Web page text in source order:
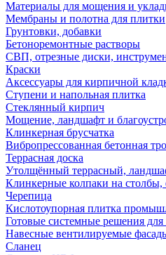
Материалы для мощения и
Мембраны и полотна для плитки
Грунтовки, добавки
Бетоноремонтные растворы
СВП, отрезные диски,
Краски
Аксессуары для кирпичной
Ступени и напольная плитка
Cтеклянный кирпич
Мощение, ландшафт и
Клинкерная брусчатка
Вибропрессованная бетонная
Террасная доска
Утолщённый террасный,
Клинкерные колпаки на столбы,
Черепица
Кислотоупорная плитка
Готовые системные решения
Навесные вентилируемые
Сланец